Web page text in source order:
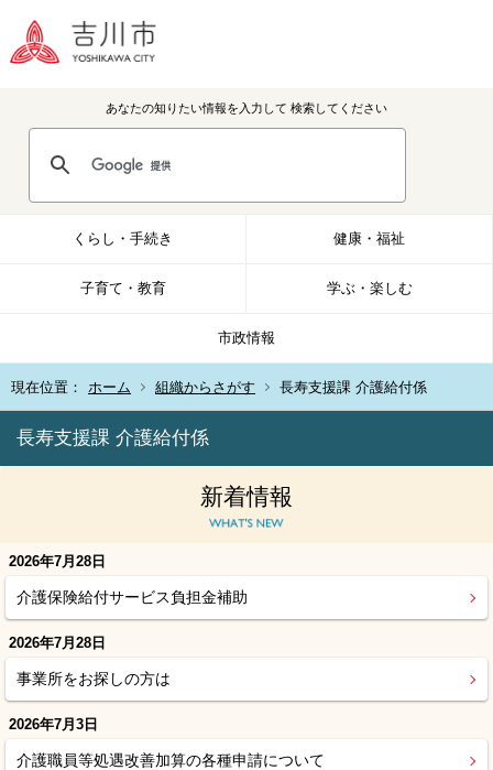
あなたの知りたい情報を入力して 検索してください
くらし・手続き 健康・福祉
子育て・教育 学ぶ・楽しむ
市政情報
現在位置： ホーム 組織からさがす 長寿支援課 介護給付係
長寿支援課 介護給付係
新着情報
2026年7月28日
介護保険給付サービス負担金補助
2026年7月28日
事業所をお探しの方は
2026年7月3日
介護職員等処遇改善加算の各種申請について